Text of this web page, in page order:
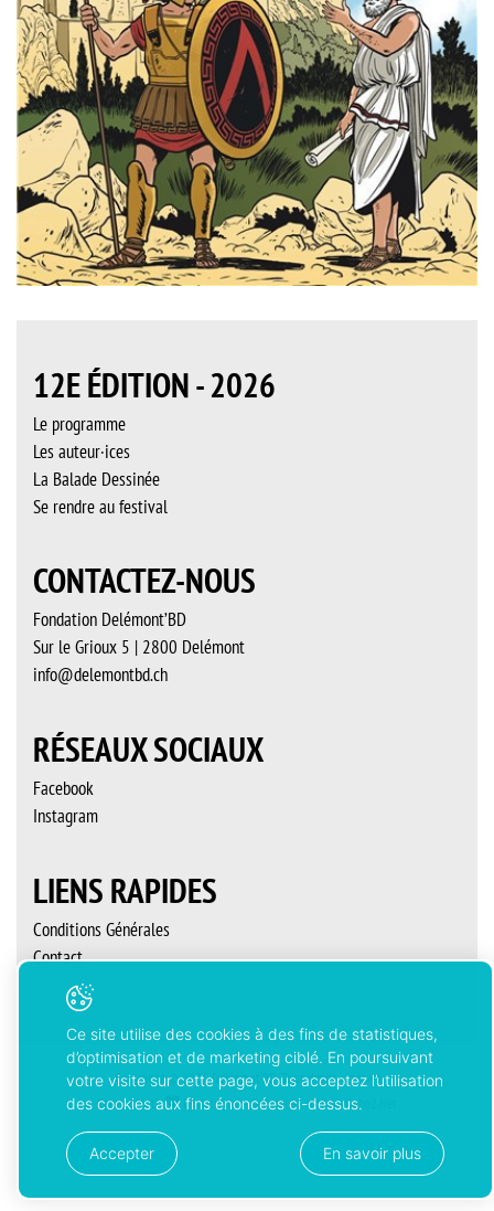
12E ÉDITION - 2026
Le programme
Les auteur·ices
La Balade Dessinée
Se rendre au festival
CONTACTEZ-NOUS
Fondation Delémont’BD
Sur le Grioux 5 | 2800 Delémont
info@delemontbd.ch
RÉSEAUX SOCIAUX
Facebook
Instagram
LIENS RAPIDES
Conditions Générales
Contact
Copyright © 2026 Delémont’BD. Tous droits réservés
Created with
byArtionet-Generated with IceCube2.Net
Ce site utilise des cookies à des fins de statistiques,
d’optimisation et de marketing ciblé. En poursuivant
votre visite sur cette page, vous acceptez l’utilisation
des cookies aux fins énoncées ci-dessus.
Accepter En savoir plus